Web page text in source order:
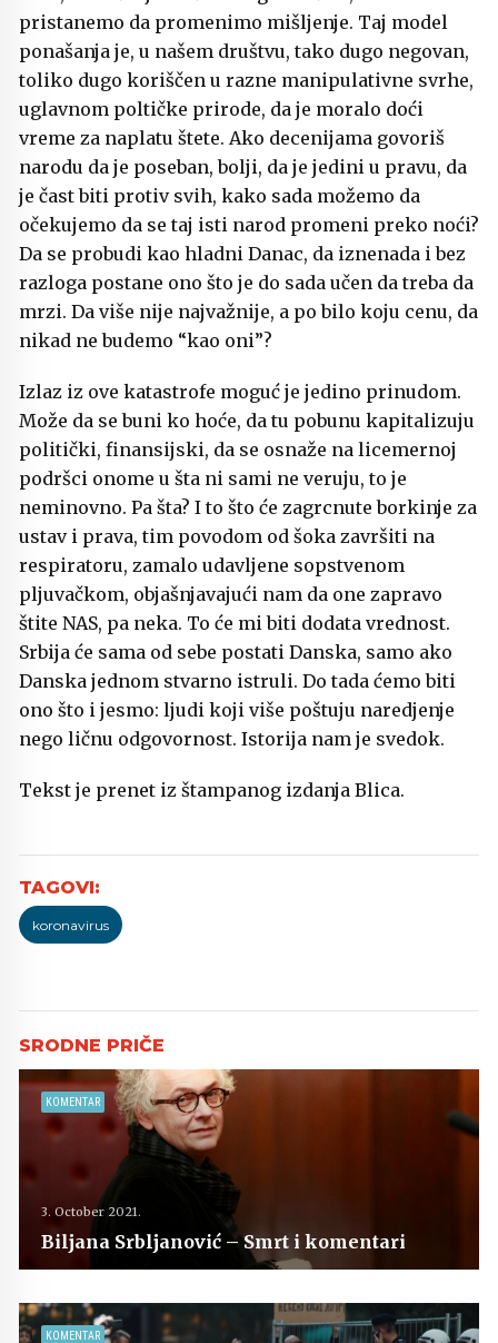
pristanemo da promenimo mišljenje. Taj model
ponašanja je, u našem društvu, tako dugo negovan,
toliko dugo koriščen u razne manipulativne svrhe,
uglavnom poltičke prirode, da je moralo doći
vreme za naplatu štete. Ako decenijama govoriš
narodu da je poseban, bolji, da je jedini u pravu, da
je čast biti protiv svih, kako sada možemo da
očekujemo da se taj isti narod promeni preko noći?
Da se probudi kao hladni Danac, da iznenada i bez
razloga postane ono što je do sada učen da treba da
mrzi. Da više nije najvažnije, a po bilo koju cenu, da
nikad ne budemo “kao oni”?
Izlaz iz ove katastrofe moguć je jedino prinudom.
Može da se buni ko hoće, da tu pobunu kapitalizuju
politički, finansijski, da se osnaže na licemernoj
podršci onome u šta ni sami ne veruju, to je
neminovno. Pa šta? I to što će zagrcnute borkinje za
ustav i prava, tim povodom od šoka završiti na
respiratoru, zamalo udavljene sopstvenom
pljuvačkom, objašnjavajući nam da one zapravo
štite NAS, pa neka. To će mi biti dodata vrednost.
Srbija će sama od sebe postati Danska, samo ako
Danska jednom stvarno istruli. Do tada ćemo biti
ono što i jesmo: ljudi koji više poštuju naredjenje
nego ličnu odgovornost. Istorija nam je svedok.
Tekst je prenet iz štampanog izdanja Blica.
koronavirus
KOMENTAR
3. October 2021.
Biljana Srbljanović – Smrt i komentari
KOMENTAR